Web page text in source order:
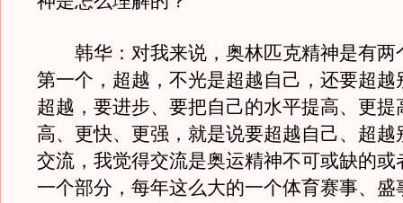
韩华：对我来说，奥林匹克精神是有两
第一个，超越，不光是超越自己，还要超越
超越，要进步、要把自己的水平提高、更提
高、更快、更强，就是说要超越自己、超越
交流，我觉得交流是奥运精神不可或缺的或
一个部分，每年这么大的一个体育赛事、盛